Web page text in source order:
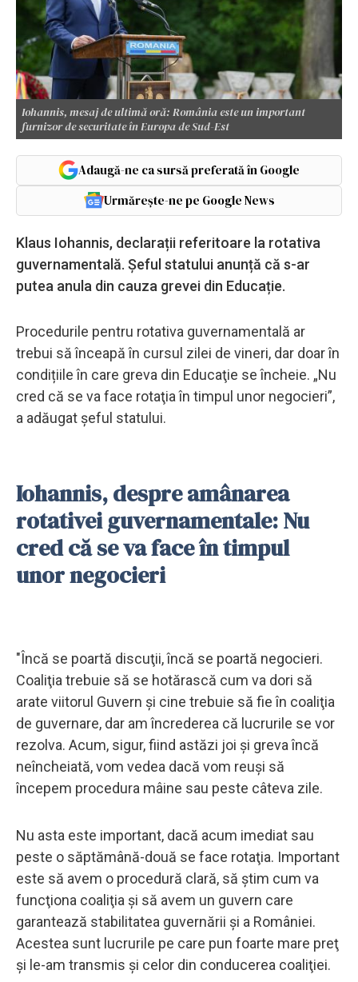
Iohannis, mesaj de ultimă oră: România este un important
furnizor de securitate în Europa de Sud-Est
Adaugă-ne ca sursă preferată în Google
Urmărește-ne pe Google News
Klaus Iohannis, declarații referitoare la rotativa
guvernamentală. Șeful statului anunță că s-ar
putea anula din cauza grevei din Educație.
Procedurile pentru rotativa guvernamentală ar
trebui să înceapă în cursul zilei de vineri, dar doar în
condițiile în care greva din Educaţie se încheie. „Nu
cred că se va face rotaţia în timpul unor negocieri”,
a adăugat şeful statului.
Iohannis, despre amânarea
rotativei guvernamentale: Nu
cred că se va face în timpul
unor negocieri
"Încă se poartă discuţii, încă se poartă negocieri.
Coaliţia trebuie să se hotărască cum va dori să
arate viitorul Guvern şi cine trebuie să fie în coaliţia
de guvernare, dar am încrederea că lucrurile se vor
rezolva. Acum, sigur, fiind astăzi joi şi greva încă
neîncheiată, vom vedea dacă vom reuşi să
începem procedura mâine sau peste câteva zile.
Nu asta este important, dacă acum imediat sau
peste o săptămână-două se face rotaţia. Important
este să avem o procedură clară, să ştim cum va
funcţiona coaliţia şi să avem un guvern care
garantează stabilitatea guvernării şi a României.
Acestea sunt lucrurile pe care pun foarte mare preţ
şi le-am transmis şi celor din conducerea coaliţiei.